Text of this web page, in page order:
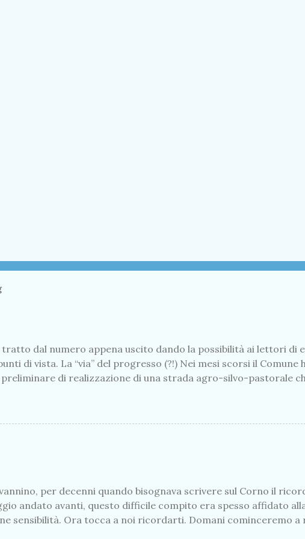
dal numero appena uscito dando la possibilità ai lettori di
di vista. La “via” del progresso (?!) Nei mesi scorsi il Comune
di realizzazione di una strada agro-silvo-pastorale
dare conto. * * * Si può essere d’accordo sull’utilità di
e prative comunali e private per consentire ai privati
le attività agricole e pastorali, anche se marginali, come
della salvaguardia del territorio. Vada dunque per una
per decenni quando bisognava scrivere sul Corno il
andato avanti, questo difficile compito era spesso affidato
sensibilità. Ora tocca a noi ricordarti. Domani cominceremo